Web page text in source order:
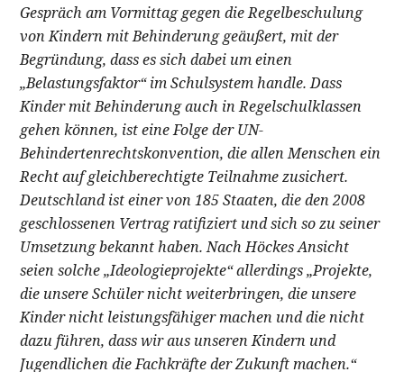
Gespräch am Vormittag gegen die Regelbeschulung
von Kindern mit Behinderung geäußert, mit der
Begründung, dass es sich dabei um einen
„Belastungsfaktor“ im Schulsystem handle. Dass
Kinder mit Behinderung auch in Regelschulklassen
gehen können, ist eine Folge der UN-
Behindertenrechtskonvention, die allen Menschen ein
Recht auf gleichberechtigte Teilnahme zusichert.
Deutschland ist einer von 185 Staaten, die den 2008
geschlossenen Vertrag ratifiziert und sich so zu seiner
Umsetzung bekannt haben. Nach Höckes Ansicht
seien solche „Ideologieprojekte“ allerdings „Projekte,
die unsere Schüler nicht weiterbringen, die unsere
Kinder nicht leistungsfähiger machen und die nicht
dazu führen, dass wir aus unseren Kindern und
Jugendlichen die Fachkräfte der Zukunft machen.“